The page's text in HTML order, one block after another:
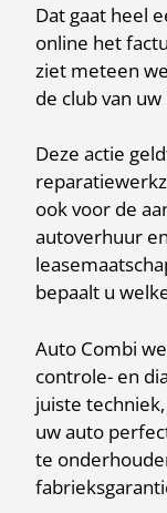
Dat gaat heel
online het
ziet meteen
de club van
Deze actie
ook voor de
autoverhuur
bepaalt u
Auto Combi
controle- en
juiste
uw auto
te